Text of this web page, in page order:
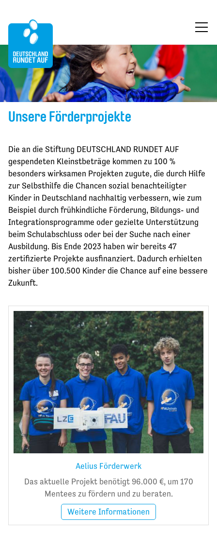
ÜBER UNS
MITMACHEN
FÖRDERUNG
FÖRDERPROJEKTE
AKTUELLES AUS DEN PROJEKTEN
BLOG
KONTAKT
JETZT SPENDEN
Unsere Förderprojekte
Die an die Stiftung DEUTSCHLAND RUNDET AUF
gespendeten Kleinstbeträge kommen zu 100 %
besonders wirksamen Projekten zugute, die durch Hilfe
zur Selbsthilfe die Chancen sozial benachteiligter
Kinder in Deutschland nachhaltig verbessern, wie zum
Beispiel durch frühkindliche Förderung, Bildungs- und
Integrationsprogramme oder gezielte Unterstützung
beim Schulabschluss oder bei der Suche nach einer
Ausbildung. Bis Ende 2023 haben wir bereits 47
zertifizierte Projekte ausfinanziert. Dadurch erhielten
bisher über 100.500 Kinder die Chance auf eine bessere
Zukunft.
Aelius Förderwerk
Das aktuelle Projekt benötigt 96.000 €, um 170
Mentees zu fördern und zu beraten.
Weitere Informationen